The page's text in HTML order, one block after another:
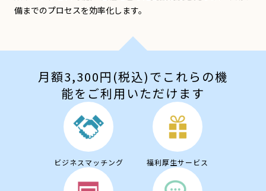
備までのプロセスを効率化します。
月額3,300円(税込)でこれらの機
能をご利用いただけます
ビジネスマッチング 福利厚生サービス